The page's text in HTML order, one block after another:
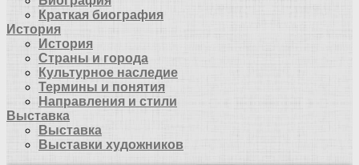
Краткая биография
История
История
Страны и города
Культурное наследие
Термины и понятия
Направления и стили
Выставка
Выставка
Выставки художников